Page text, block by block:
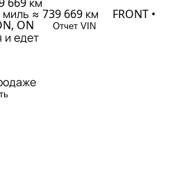
миль ≈ 739 669 км FRONT •
ON Отчет VIN
и едет